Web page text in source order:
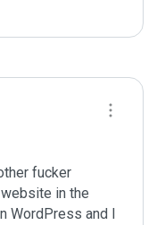
fucker
in the
WordPress and I